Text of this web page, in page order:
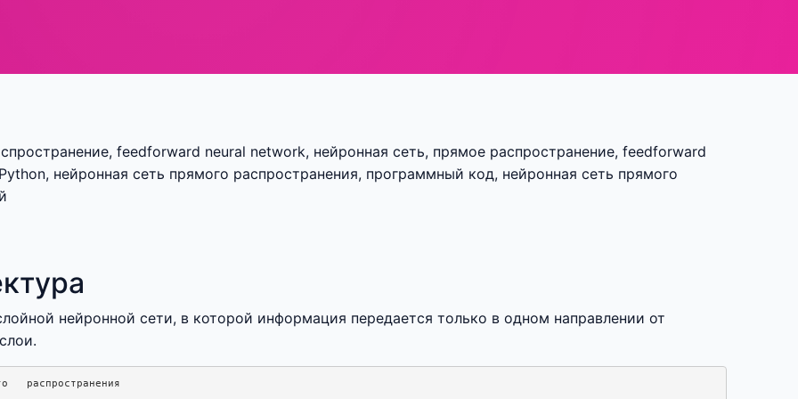
feedforward neural network, нейронная сеть, прямое распространение, feedforward
нейронная сеть прямого распространения, программный код, нейронная сеть прямого
нейронной сети, в которой информация передается только в одном направлении от
распространения